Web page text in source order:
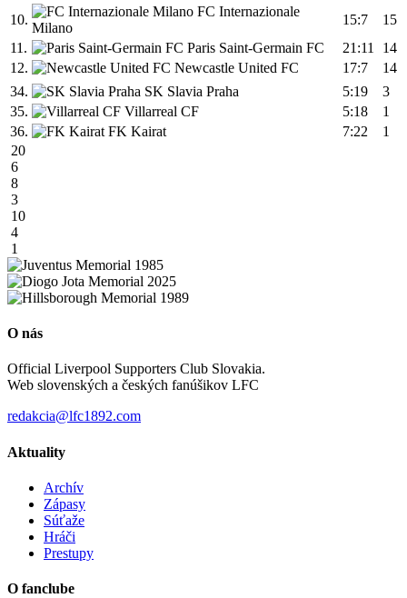
10.
FC Internazionale
Milano
15:7
15
11.
Paris Saint-Germain FC 21:11
14
12.
Newcastle United FC 17:7
14
34.
SK Slavia Praha 5:19
3
35.
Villarreal CF 5:18
1
36.
FK Kairat 7:22
1
20
6
8
3
10
4
1
O nás
Official Liverpool Supporters Club Slovakia.
Web slovenských a českých fanúšikov LFC
redakcia@lfc1892.com
Aktuality
Archív
Zápasy
Súťaže
Hráči
Prestupy
O fanclube